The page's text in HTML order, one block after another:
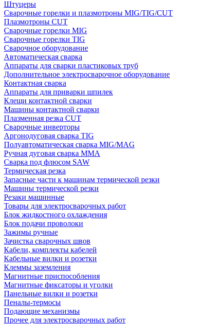
Штуцеры
Сварочные горелки и плазмотроны MIG/TIG/CUT
Плазмотроны CUT
Сварочные горелки MIG
Сварочные горелки TIG
Сварочное оборудование
Автоматическая сварка
Аппараты для сварки пластиковых труб
Дополнительное электросварочное оборудование
Контактная сварка
Аппараты для приварки шпилек
Клещи контактной сварки
Машины контактной сварки
Плазменная резка CUT
Сварочные инверторы
Аргонодуговая сварка TIG
Полуавтоматическая сварка MIG/MAG
Ручная дуговая сварка MMA
Сварка под флюсом SAW
Термическая резка
Запасные части к машинам термической резки
Машины термической резки
Резаки машинные
Товары для электросварочных работ
Блок жидкостного охлаждения
Блок подачи проволоки
Зажимы ручные
Зачистка сварочных швов
Кабели, комплекты кабелей
Кабельные вилки и розетки
Клеммы заземления
Магнитные приспособления
Магнитные фиксаторы и уголки
Панельные вилки и розетки
Пеналы-термосы
Подающие механизмы
Прочее для электросварочных работ